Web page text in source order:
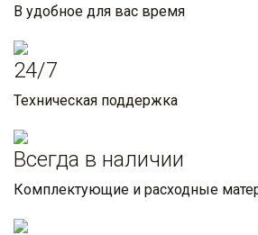
В удобное для вас время
24/7
Техническая поддержка
Всегда в наличии
Комплектующие и расходные